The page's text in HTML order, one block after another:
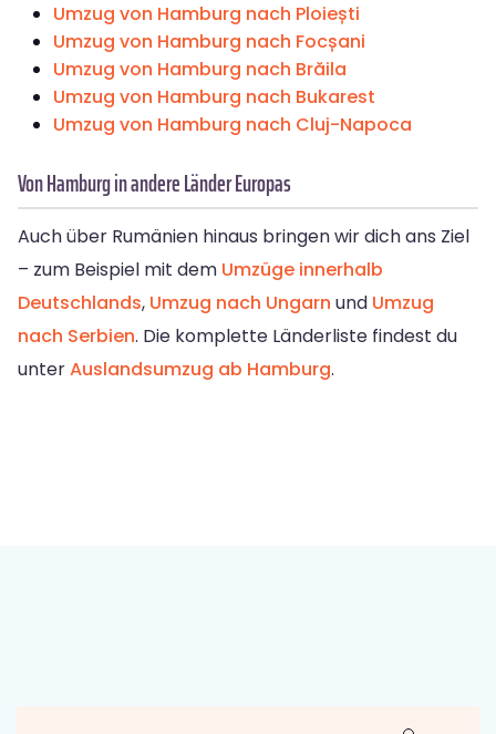
Umzug von Hamburg nach Ploiești
Umzug von Hamburg nach Focșani
Umzug von Hamburg nach Brăila
Umzug von Hamburg nach Bukarest
Umzug von Hamburg nach Cluj-Napoca
Von Hamburg in andere Länder Europas
Auch über Rumänien hinaus bringen wir dich ans Ziel
– zum Beispiel mit dem Umzüge innerhalb
Deutschlands, Umzug nach Ungarn und Umzug
nach Serbien. Die komplette Länderliste findest du
unterAuslandsumzug ab Hamburg.